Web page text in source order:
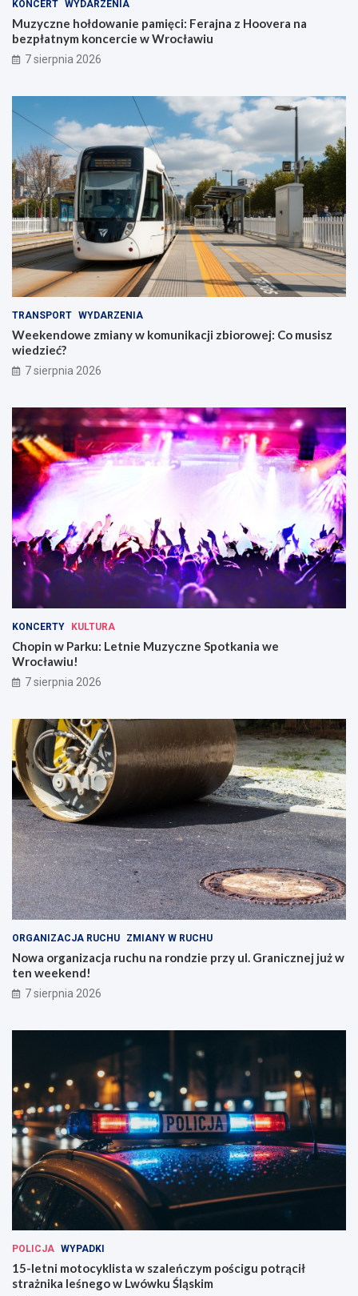
KONCERT WYDARZENIA
Muzyczne hołdowanie pamięci: Ferajna z Hoovera na
bezpłatnym koncercie w Wrocławiu
7 sierpnia 2026
TRANSPORT WYDARZENIA
Weekendowe zmiany w komunikacji zbiorowej: Co musisz
wiedzieć?
7 sierpnia 2026
KONCERTY KULTURA
Chopin w Parku: Letnie Muzyczne Spotkania we
Wrocławiu!
7 sierpnia 2026
ORGANIZACJA RUCHU ZMIANY W RUCHU
Nowa organizacja ruchu na rondzie przy ul. Granicznej już w
ten weekend!
7 sierpnia 2026
POLICJA WYPADKI
15-letni motocyklista w szaleńczym pościgu potrącił
strażnika leśnego w Lwówku Śląskim